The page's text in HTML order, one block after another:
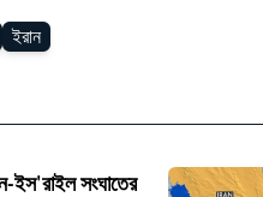
ইরান
ইস'রাইল সংঘাতের